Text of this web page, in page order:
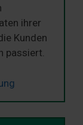
ihrer
Kunden
passiert.